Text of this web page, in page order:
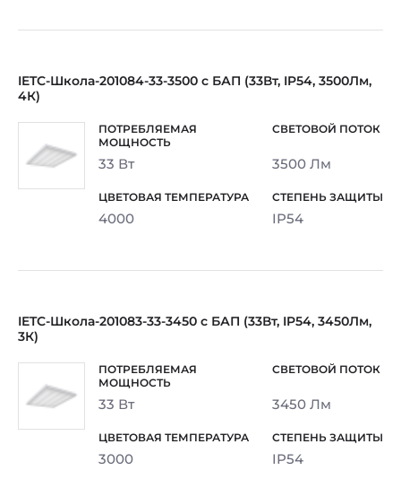
IETC-Школа-201084-33-3500 c БАП (33Вт, IP54, 3500Лм,
4К)
33 Вт 3500 Лм
4000 IP54
IETC-Школа-201083-33-3450 c БАП (33Вт, IP54, 3450Лм,
3К)
33 Вт 3450 Лм
3000 IP54